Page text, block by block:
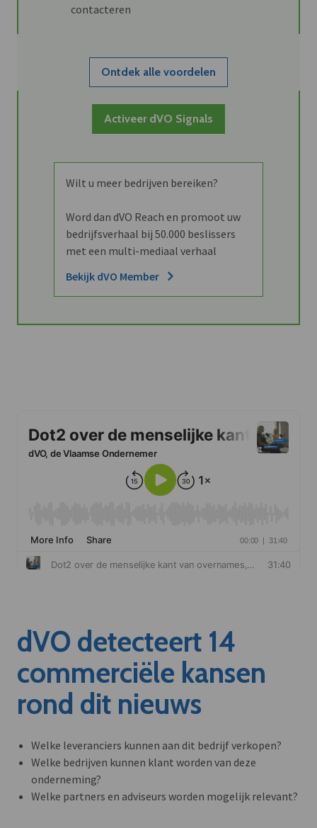
contacteren
Ontdek alle voordelen
Activeer dVO Signals
Wilt u meer bedrijven bereiken?
Word dan dVO Reach en promoot uw
bedrijfsverhaal bij 50.000 beslissers
met een multi-mediaal verhaal
Bekijk dVO Member
dVO detecteert 14
commerciële kansen
rond dit nieuws
Welke leveranciers kunnen aan dit bedrijf verkopen?
Welke bedrijven kunnen klant worden van deze
onderneming?
Welke partners en adviseurs worden mogelijk relevant?